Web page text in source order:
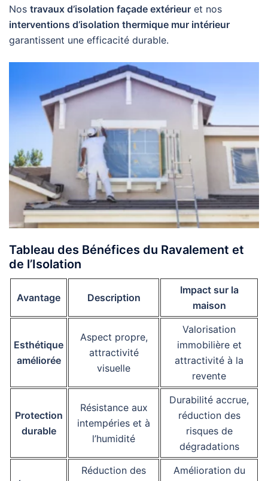
Nos travaux d’isolation façade extérieur et nos
interventions d’isolation thermique mur intérieur
garantissent une efficacité durable.
Tableau des Bénéfices du Ravalement et
de l’Isolation
Avantage Description
Impact sur la
maison
Esthétique
améliorée
Aspect propre,
attractivité
visuelle
Valorisation
immobilière et
attractivité à la
revente
Protection
durable
Résistance aux
intempéries et à
l’humidité
Durabilité accrue,
réduction des
risques de
dégradations
Réduction des
Amélioration du